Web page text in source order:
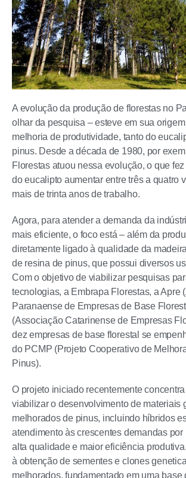
A evolução da produção de florestas no
olhar da pesquisa – esteve em sua
melhoria de produtividade, tanto do
pinus. Desde a década de 1980, por
Florestas atuou nessa evolução, o que
do eucalipto aumentar entre três a quatro
mais de trinta anos de trabalho.
Agora, para atender a demanda da
mais eficiente, o foco está – além da
diretamente ligado à qualidade da
de resina de pinus, que possui diversos
Com o objetivo de viabilizar pesquisas
tecnologias, a Embrapa Florestas, a Apre
Paranaense de Empresas de Base
(Associação Catarinense de Empresas
dez empresas de base florestal se
do PCMP (Projeto Cooperativo de
Pinus).
O projeto iniciado recentemente
viabilizar o desenvolvimento de materiais
melhorados de pinus, incluindo híbridos
atendimento às crescentes demandas por
alta qualidade e maior eficiência
à obtenção de sementes e clones
melhorados, fundamentado em uma base